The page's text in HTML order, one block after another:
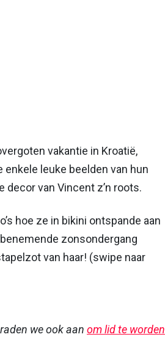
vakantie in Kroatië,
leuke beelden van hun
decor van Vincent z’n roots.
hoe ze in bikini ontspande aan
zonsondergang
van haar! (swipe naar
we ook aan om lid te worden